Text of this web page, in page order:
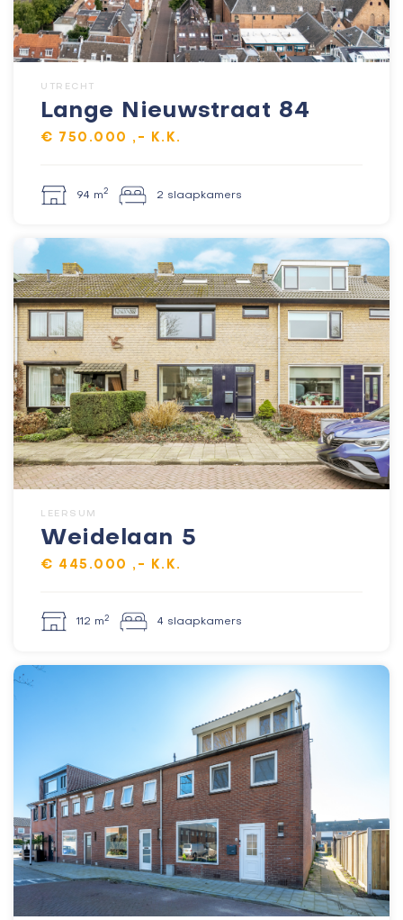
UTRECHT
Lange Nieuwstraat 84
€ 750.000 ,- K.K.
94 m2 2 slaapkamers
LEERSUM
Weidelaan 5
€ 445.000 ,- K.K.
112 m2 4 slaapkamers